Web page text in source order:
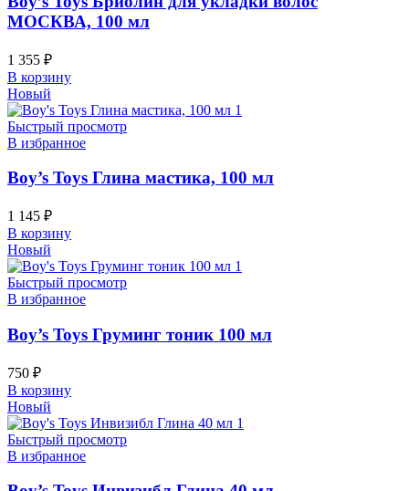
МОСКВА, 100 мл
1 355 ₽
В корзину
Новый
Быстрый просмотр
В избранное
Boy’s Toys Глина мастика, 100 мл
1 145 ₽
В корзину
Новый
Быстрый просмотр
В избранное
Boy’s Toys Груминг тоник 100 мл
750 ₽
В корзину
Новый
Быстрый просмотр
В избранное